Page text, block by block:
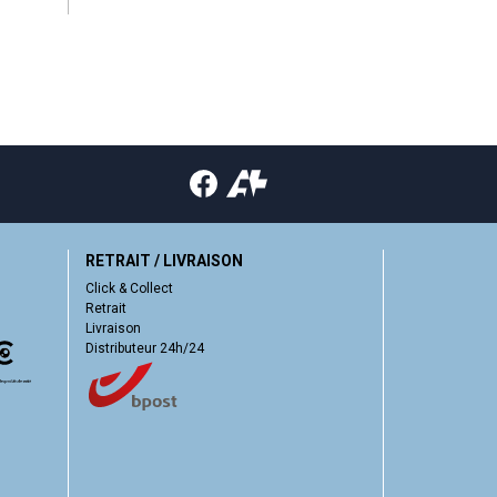
RETRAIT / LIVRAISON
Click & Collect
Retrait
Livraison
Distributeur 24h/24